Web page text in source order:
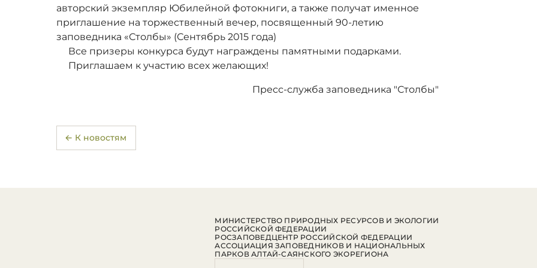
авторский экземпляр Юбилейной фотокниги, а также получат именное
приглашение на торжественный вечер, посвященный 90-летию
заповедника «Столбы» (Сентябрь 2015 года)
Все призеры конкурса будут награждены памятными подарками.
Приглашаем к участию всех желающих!
Пресс-служба заповедника "Столбы"
← К новостям
МИНИСТЕРСТВО ПРИРОДНЫХ РЕСУРСОВ И ЭКОЛОГИИ
РОССИЙСКОЙ ФЕДЕРАЦИИ
РОСЗАПОВЕДЦЕНТР РОССИЙСКОЙ ФЕДЕРАЦИИ
АССОЦИАЦИЯ ЗАПОВЕДНИКОВ И НАЦИОНАЛЬНЫХ
ПАРКОВ АЛТАЙ-САЯНСКОГО ЭКОРЕГИОНА